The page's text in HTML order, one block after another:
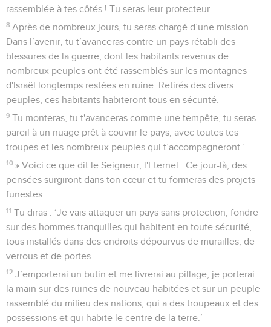
rassemblée à tes côtés ! Tu seras leur protecteur.
8 Après de nombreux jours, tu seras chargé d’une mission.
Dans l’avenir, tu t’avanceras contre un pays rétabli des
blessures de la guerre, dont les habitants revenus de
nombreux peuples ont été rassemblés sur les montagnes
d'Israël longtemps restées en ruine. Retirés des divers
peuples, ces habitants habiteront tous en sécurité.
9 Tu monteras, tu t'avanceras comme une tempête, tu seras
pareil à un nuage prêt à couvrir le pays, avec toutes tes
troupes et les nombreux peuples qui t’accompagneront.’
10 » Voici ce que dit le Seigneur, l'Eternel : Ce jour-là, des
pensées surgiront dans ton cœur et tu formeras des projets
funestes.
11 Tu diras : ‘Je vais attaquer un pays sans protection, fondre
sur des hommes tranquilles qui habitent en toute sécurité,
tous installés dans des endroits dépourvus de murailles, de
verrous et de portes.
12 J’emporterai un butin et me livrerai au pillage, je porterai
la main sur des ruines de nouveau habitées et sur un peuple
rassemblé du milieu des nations, qui a des troupeaux et des
possessions et qui habite le centre de la terre.’